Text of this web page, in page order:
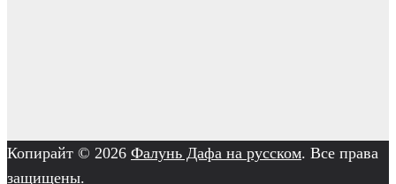
Копирайт © 2026 Фалунь Дафа на русском. Все права
защищены.